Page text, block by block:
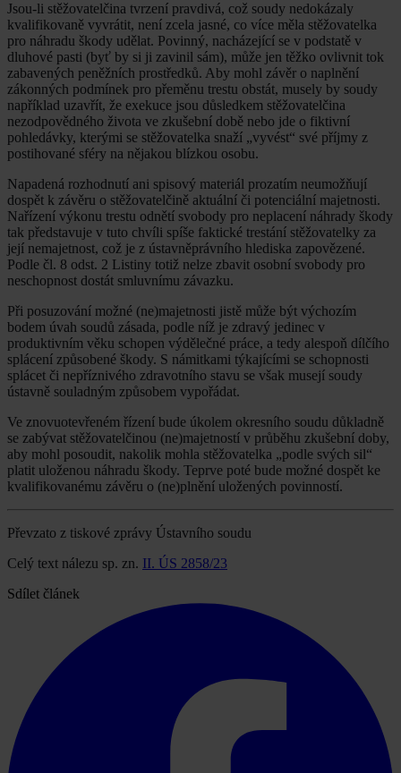
Jsou-li stěžovatelčina tvrzení pravdivá, což soudy nedokázaly
kvalifikovaně vyvrátit, není zcela jasné, co více měla stěžovatelka
pro náhradu škody udělat. Povinný, nacházející se v podstatě v
dluhové pasti (byť by si ji zavinil sám), může jen těžko ovlivnit tok
zabavených peněžních prostředků. Aby mohl závěr o naplnění
zákonných podmínek pro přeměnu trestu obstát, musely by soudy
například uzavřít, že exekuce jsou důsledkem stěžovatelčina
nezodpovědného života ve zkušební době nebo jde o fiktivní
pohledávky, kterými se stěžovatelka snaží „vyvést“ své příjmy z
postihované sféry na nějakou blízkou osobu.
Napadená rozhodnutí ani spisový materiál prozatím neumožňují
dospět k závěru o stěžovatelčině aktuální či potenciální majetnosti.
Nařízení výkonu trestu odnětí svobody pro neplacení náhrady škody
tak představuje v tuto chvíli spíše faktické trestání stěžovatelky za
její nemajetnost, což je z ústavněprávního hlediska zapovězené.
Podle čl. 8 odst. 2 Listiny totiž nelze zbavit osobní svobody pro
neschopnost dostát smluvnímu závazku.
Při posuzování možné (ne)majetnosti jistě může být výchozím
bodem úvah soudů zásada, podle níž je zdravý jedinec v
produktivním věku schopen výdělečné práce, a tedy alespoň dílčího
splácení způsobené škody. S námitkami týkajícími se schopnosti
splácet či nepříznivého zdravotního stavu se však musejí soudy
ústavně souladným způsobem vypořádat.
Ve znovuotevřeném řízení bude úkolem okresního soudu důkladně
se zabývat stěžovatelčinou (ne)majetností v průběhu zkušební doby,
aby mohl posoudit, nakolik mohla stěžovatelka „podle svých sil“
platit uloženou náhradu škody. Teprve poté bude možné dospět ke
kvalifikovanému závěru o (ne)plnění uložených povinností.
Převzato z tiskové zprávy Ústavního soudu
Celý text nálezu sp. zn. II. ÚS 2858/23
Sdílet článek